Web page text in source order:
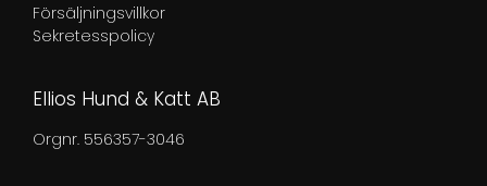
Försäljningsvillkor
Sekretesspolicy
Ellios Hund & Katt AB
Orgnr. 556357-3046